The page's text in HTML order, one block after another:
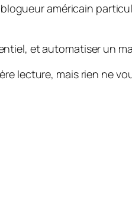
blogueur américain
et automatiser un
lecture, mais rien ne